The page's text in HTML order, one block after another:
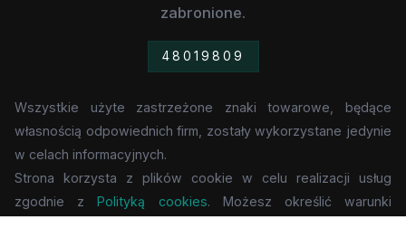
zabronione.
48019809
Wszystkie użyte zastrzeżone znaki towarowe, będące
własnością odpowiednich firm, zostały wykorzystane jedynie
w celach informacyjnych.
Strona korzysta z plików cookie w celu realizacji usług
zgodnie zPolityką cookies. Możesz określić warunki